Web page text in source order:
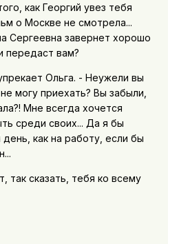
как Георгий увез тебя
о Москве не смотрела...
Сергеевна завернет хорошо
передаст вам?
Ольга. - Неужели вы
могу приехать? Вы забыли,
Мне всегда хочется
среди своих... Да я бы
как на работу, если бы
так сказать, тебя ко всему